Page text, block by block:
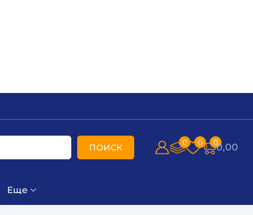
ПОИСК 0 0 00,00
Еще